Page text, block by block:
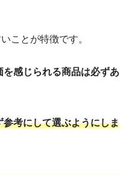
ことが特徴です。
を感じられる商品は必ずあ
参考にして選ぶようにしま